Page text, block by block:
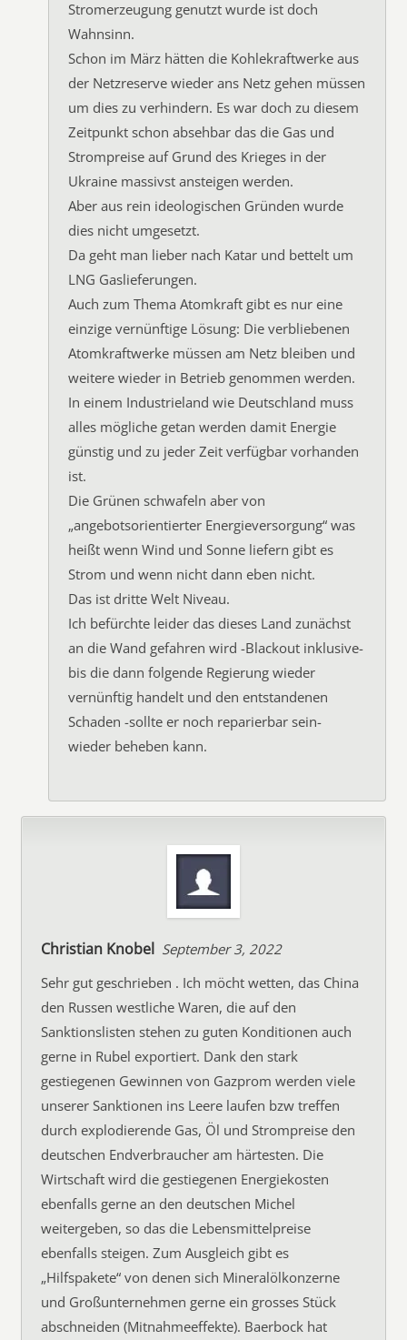
Stromerzeugung genutzt wurde ist doch
Wahnsinn.
Schon im März hätten die Kohlekraftwerke aus
der Netzreserve wieder ans Netz gehen müssen
um dies zu verhindern. Es war doch zu diesem
Zeitpunkt schon absehbar das die Gas und
Strompreise auf Grund des Krieges in der
Ukraine massivst ansteigen werden.
Aber aus rein ideologischen Gründen wurde
dies nicht umgesetzt.
Da geht man lieber nach Katar und bettelt um
LNG Gaslieferungen.
Auch zum Thema Atomkraft gibt es nur eine
einzige vernünftige Lösung: Die verbliebenen
Atomkraftwerke müssen am Netz bleiben und
weitere wieder in Betrieb genommen werden.
In einem Industrieland wie Deutschland muss
alles mögliche getan werden damit Energie
günstig und zu jeder Zeit verfügbar vorhanden
ist.
Die Grünen schwafeln aber von
„angebotsorientierter Energieversorgung“ was
heißt wenn Wind und Sonne liefern gibt es
Strom und wenn nicht dann eben nicht.
Das ist dritte Welt Niveau.
Ich befürchte leider das dieses Land zunächst
an die Wand gefahren wird -Blackout inklusive-
bis die dann folgende Regierung wieder
vernünftig handelt und den entstandenen
Schaden -sollte er noch reparierbar sein-
wieder beheben kann.
Christian Knobel September 3, 2022
Sehr gut geschrieben . Ich möcht wetten, das China
den Russen westliche Waren, die auf den
Sanktionslisten stehen zu guten Konditionen auch
gerne in Rubel exportiert. Dank den stark
gestiegenen Gewinnen von Gazprom werden viele
unserer Sanktionen ins Leere laufen bzw treffen
durch explodierende Gas, Öl und Strompreise den
deutschen Endverbraucher am härtesten. Die
Wirtschaft wird die gestiegenen Energiekosten
ebenfalls gerne an den deutschen Michel
weitergeben, so das die Lebensmittelpreise
ebenfalls steigen. Zum Ausgleich gibt es
„Hilfspakete“ von denen sich Mineralölkonzerne
und Großunternehmen gerne ein grosses Stück
abschneiden (Mitnahmeeffekte). Baerbock hat